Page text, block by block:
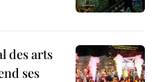
des arts
ses